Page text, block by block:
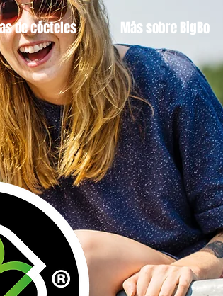
de cócteles Más sobre BigBo